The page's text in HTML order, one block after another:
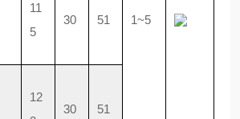
1~5
11
5
30 51
12
30 51